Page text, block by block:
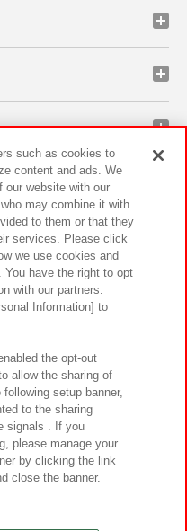
ィ サイトポリシー
セシビリティ方針と検証結果
くあるご質問・お問い合わせ
Inc.
Lab Inc.
such as cookies to
content and ads. We
our website with our
may combine it with
to them or that they
services. Please click
we use cookies and
You have the right to opt
with our partners.
Information] to
the opt-out
allow the sharing of
setup banner,
to the sharing
signals . If you
please manage your
by clicking the link
close the banner.